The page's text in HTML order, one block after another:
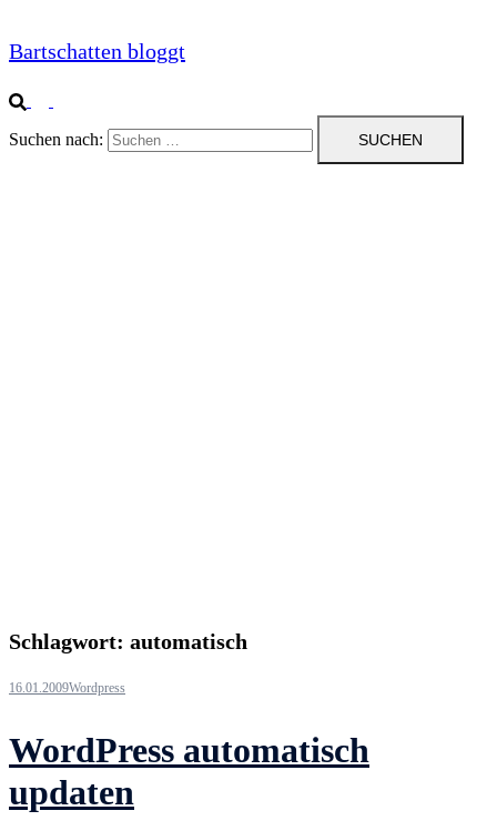
Bartschatten bloggt
Suchen nach:
Schlagwort: automatisch
16.01.2009Wordpress
WordPress automatisch
updaten